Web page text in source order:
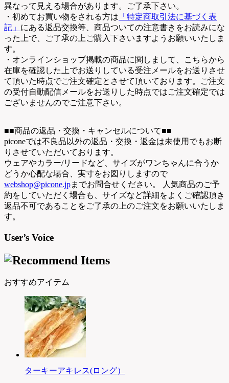
異なって見える場合があります。ご了承下さい。
・初めてお買い物をされる方は 「特定商取引法に基づく表
記」 にある返品交換等、商品ついての注意書きをお読みにな
った上で、ご了承の上ご購入下さいますようお願いいたしま
す。
・オンラインショップ掲載の商品に関しまして、こちらから
在庫を確認した上でお送りしている受注メールをお送りさせ
て頂いた時点でご注文確定とさせて頂いております。ご注文
の受付自動配信メールをお送りした時点ではご注文確定では
ございませんのでご注意下さい。
■■商品の返品・交換・キャンセルについて■■
piconeでは不良品以外の返品・交換・返金は未使用でもお断
りさせていただいております。
ウェアやカラー/リードなど、サイズがワンちゃんに合うか
どうか心配な場合、実寸をお図りしますので
webshop@picone.jpまでお問合せください。 人気商品のご予
約をしていただく場合も、サイズなど詳細をよくご確認頂き
返品不可であることをご了承の上のご注文をお願いいたしま
す。
User’s Voice
おすすめアイテム
ターキーアキレス(ロング）